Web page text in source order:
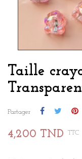
Taille
Partager
4,200 TND TTC